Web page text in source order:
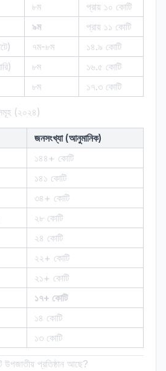
৮ম
প্রায় ১০ কোটি
৯ম
প্রায় ১১ কোটি
৭ম-৮ম
১৪.৯ কোটি
৮ম
১৬.৫ কোটি
৮ম ১৭.৩ কোটি
(২০২৪)
জনসংখ্যা (আনুমানিক)
১৪৪+ কোটি
১৪১ কোটি
৩৪+ কোটি
২৮ কোটি
২৪ কোটি
২২+ কোটি
২১+ কোটি
১৭+ কোটি
১৪ কোটি
১৩ কোটি
উপজাতীয় প্রতিষ্ঠান আছে?